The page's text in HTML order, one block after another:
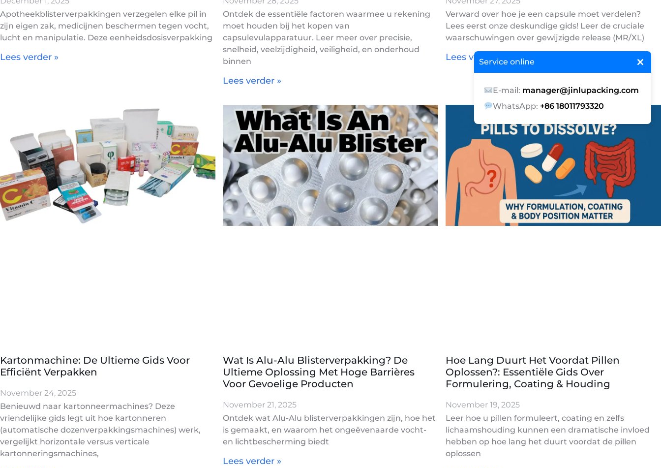
×
Service online
E-mail: manager@jinlupacking.com
WhatsApp: +86 18011793320
Apotheekblisterverpakkingen verzegelen elke pil in
zijn eigen zak, medicijnen beschermen tegen vocht,
lucht en manipulatie. Deze eenheidsdosisverpakking
Lees verder »
Ontdek de essentiële factoren waarmee u rekening
moet houden bij het kopen van
capsulevulapparatuur. Leer meer over precisie,
snelheid, veelzijdigheid, veiligheid, en onderhoud
binnen
Lees verder »
Verward over hoe je een capsule moet verdelen?
Lees eerst onze deskundige gids! Leer de cruciale
waarschuwingen over gewijzigde release (MR/XL)
Lees verder »
Kartonmachine: De Ultieme Gids Voor
Efficiënt Verpakken
November 24, 2025
Benieuwd naar kartonneermachines? Deze
vriendelijke gids legt uit hoe kartonneren
(automatische dozenverpakkingsmachines) werk,
vergelijkt horizontale versus verticale
kartonneringsmachines,
Wat Is Alu-Alu Blisterverpakking? De
Ultieme Oplossing Met Hoge Barrières
Voor Gevoelige Producten
November 21, 2025
Ontdek wat Alu-Alu blisterverpakkingen zijn, hoe het
is gemaakt, en waarom het ongeëvenaarde vocht-
en lichtbescherming biedt
Lees verder »
Hoe Lang Duurt Het Voordat Pillen
Oplossen?: Essentiële Gids Over
Formulering, Coating & Houding
November 19, 2025
Leer hoe u pillen formuleert, coating en zelfs
lichaamshouding kunnen een dramatische invloed
hebben op hoe lang het duurt voordat de pillen
oplossen